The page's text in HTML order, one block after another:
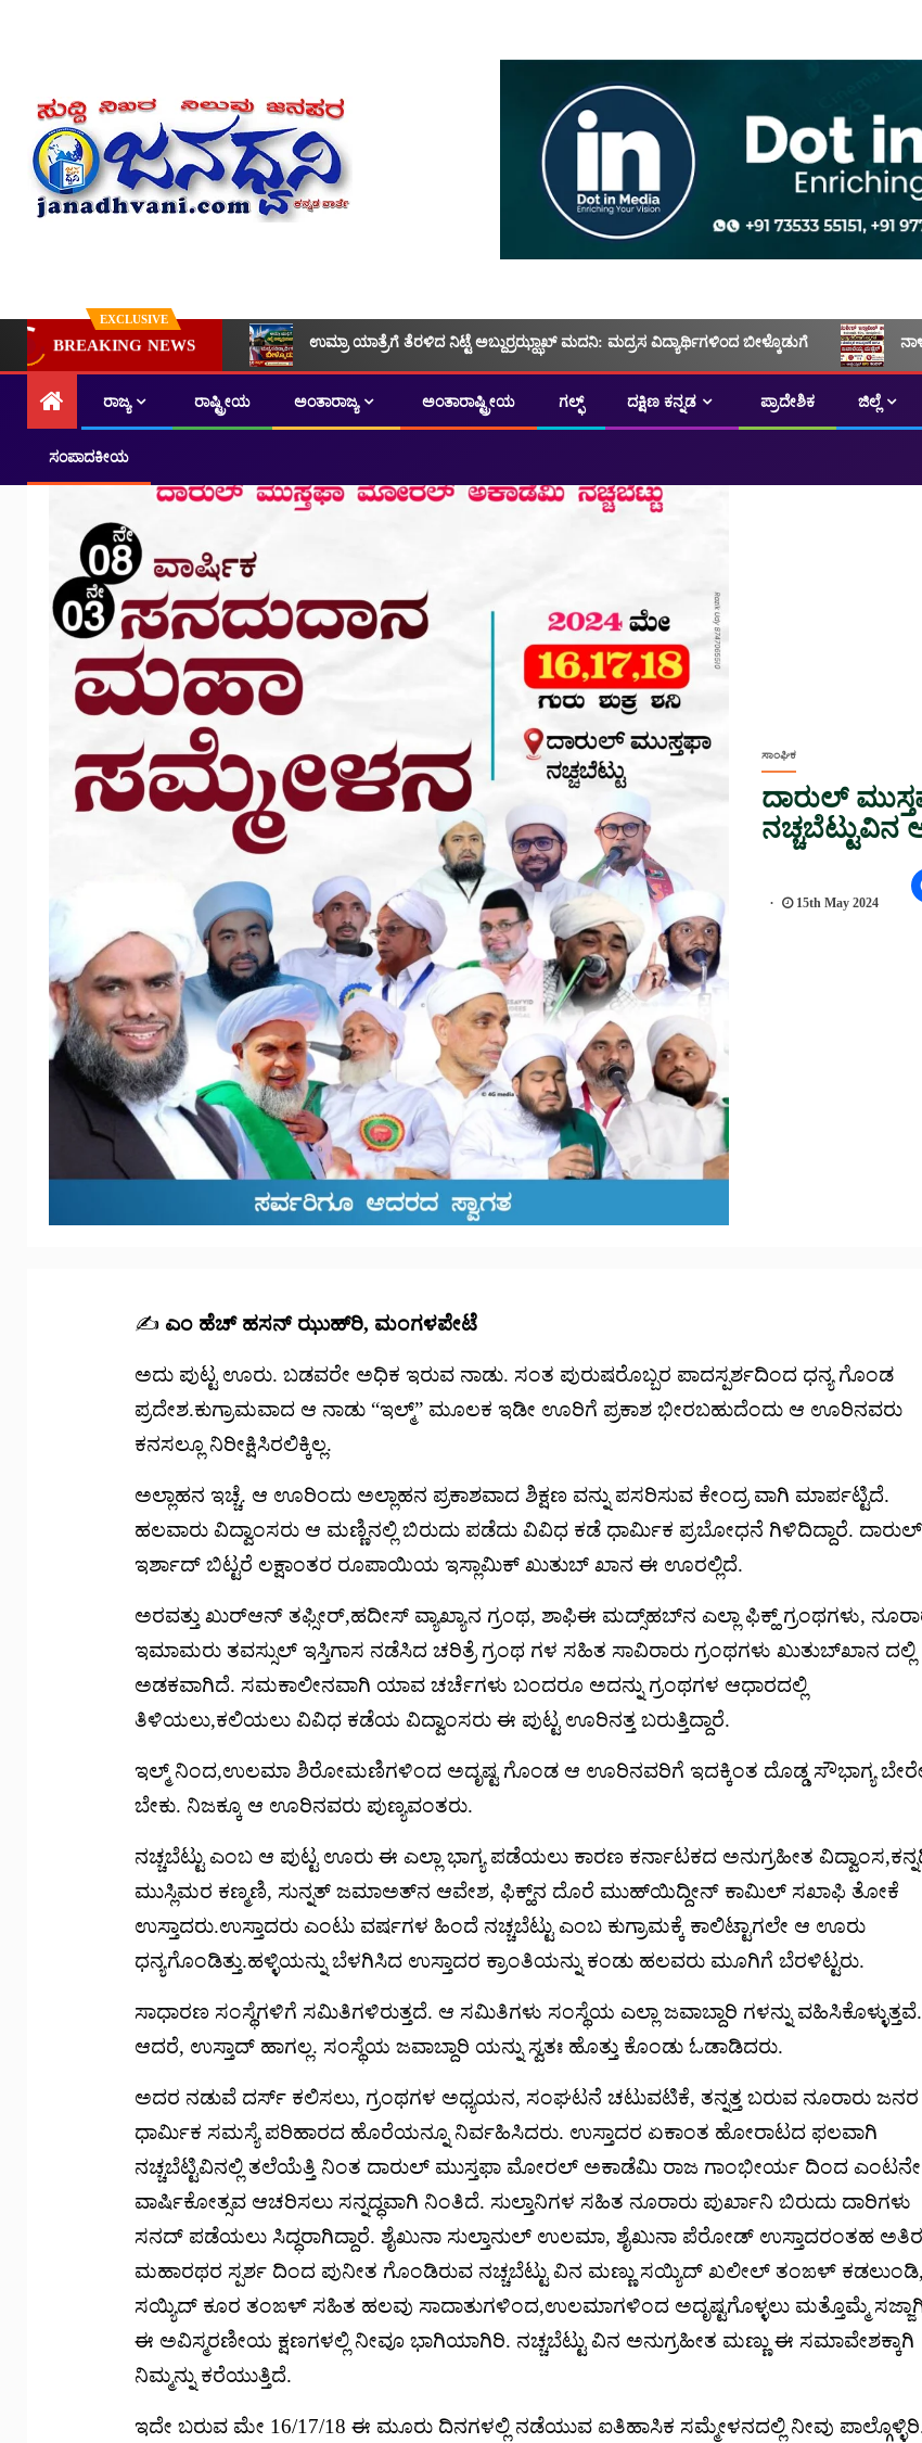
EXCLUSIVE
BREAKING NEWS ಉಮ್ರಾ ಯಾತ್ರೆಗೆ ತೆರಳಿದ ನಿಟ್ಟೆ ಅಬ್ದುರ್ರಝ್ಝಾಖ್ ಮದನಿ: ಮದ್ರಸ ವಿದ್ಯಾರ್ಥಿಗಳಿಂದ ಬೀಳ್ಕೊಡುಗೆ
ರಾಜ್ಯ ರಾಷ್ಟ್ರೀಯ ಅಂತಾರಾಜ್ಯ ಅಂತಾರಾಷ್ಟ್ರೀಯ ಗಲ್ಫ್ ದಕ್ಷಿಣ ಕನ್ನಡ ಪ್ರಾದೇಶಿಕ ಜಿಲ್ಲೆ
ಸಂಪಾದಕೀಯ
ಸಾಂಘಿಕ
ದಾರುಲ್
ನಚ್ಚಬೆಟ್ಟುವಿನ
15th May 2024
✍️ ಎಂ ಹೆಚ್ ಹಸನ್ ಝುಹ್‌ರಿ, ಮಂಗಳಪೇಟೆ
ಅದು ಪುಟ್ಟ ಊರು. ಬಡವರೇ ಅಧಿಕ ಇರುವ ನಾಡು. ಸಂತ ಪುರುಷರೊಬ್ಬರ ಪಾದಸ್ಪರ್ಶದಿಂದ ಧನ್ಯ ಗೊಂಡ
ಪ್ರದೇಶ.ಕುಗ್ರಾಮವಾದ ಆ ನಾಡು “ಇಲ್ಮ್” ಮೂಲಕ ಇಡೀ ಊರಿಗೆ ಪ್ರಕಾಶ ಭೀರಬಹುದೆಂದು ಆ ಊರಿನವರು
ಕನಸಲ್ಲೂ ನಿರೀಕ್ಷಿಸಿರಲಿಕ್ಕಿಲ್ಲ.
ಅಲ್ಲಾಹನ ಇಚ್ಚೆ. ಆ ಊರಿಂದು ಅಲ್ಲಾಹನ ಪ್ರಕಾಶವಾದ ಶಿಕ್ಷಣ ವನ್ನು ಪಸರಿಸುವ ಕೇಂದ್ರ ವಾಗಿ ಮಾರ್ಪಟ್ಟಿದೆ.
ಹಲವಾರು ವಿದ್ವಾಂಸರು ಆ ಮಣ್ಣಿನಲ್ಲಿ ಬಿರುದು ಪಡೆದು ವಿವಿಧ ಕಡೆ ಧಾರ್ಮಿಕ ಪ್ರಬೋಧನೆ ಗಿಳಿದಿದ್ದಾರೆ. ದಾರುಲ್
ಇರ್ಶಾದ್ ಬಿಟ್ಟರೆ ಲಕ್ಷಾಂತರ ರೂಪಾಯಿಯ ಇಸ್ಲಾಮಿಕ್ ಖುತುಬ್ ಖಾನ ಈ ಊರಲ್ಲಿದೆ.
ಅರವತ್ತು ಖುರ್‌ಆನ್ ತಫ್ಸೀರ್,ಹದೀಸ್ ವ್ಯಾಖ್ಯಾನ ಗ್ರಂಥ, ಶಾಫಿಈ ಮದ್ಸ್‌ಹಬ್‌ನ ಎಲ್ಲಾ ಫಿಕ್ಹ್ ಗ್ರಂಥಗಳು,
ಇಮಾಮರು ತವಸ್ಸುಲ್ ಇಸ್ತಿಗಾಸ ನಡೆಸಿದ ಚರಿತ್ರೆ ಗ್ರಂಥ ಗಳ ಸಹಿತ ಸಾವಿರಾರು ಗ್ರಂಥಗಳು ಖುತುಬ್‌ಖಾನ ದಲ್ಲಿ
ಅಡಕವಾಗಿದೆ. ಸಮಕಾಲೀನವಾಗಿ ಯಾವ ಚರ್ಚೆಗಳು ಬಂದರೂ ಅದನ್ನು ಗ್ರಂಥಗಳ ಆಧಾರದಲ್ಲಿ
ತಿಳಿಯಲು,ಕಲಿಯಲು ವಿವಿಧ ಕಡೆಯ ವಿದ್ವಾಂಸರು ಈ ಪುಟ್ಟ ಊರಿನತ್ತ ಬರುತ್ತಿದ್ದಾರೆ.
ಇಲ್ಮ್ ನಿಂದ,ಉಲಮಾ ಶಿರೋಮಣಿಗಳಿಂದ ಅದೃಷ್ಟ ಗೊಂಡ ಆ ಊರಿನವರಿಗೆ ಇದಕ್ಕಿಂತ ದೊಡ್ಡ ಸೌಭಾಗ್ಯ
ಬೇಕು. ನಿಜಕ್ಕೂ ಆ ಊರಿನವರು ಪುಣ್ಯವಂತರು.
ನಚ್ಚಬೆಟ್ಟು ಎಂಬ ಆ ಪುಟ್ಟ ಊರು ಈ ಎಲ್ಲಾ ಭಾಗ್ಯ ಪಡೆಯಲು ಕಾರಣ ಕರ್ನಾಟಕದ ಅನುಗ್ರಹೀತ
ಮುಸ್ಲಿಮರ ಕಣ್ಮಣಿ, ಸುನ್ನತ್ ಜಮಾಅತ್‌ನ ಆವೇಶ, ಫಿಕ್ಹ್‌ನ ದೊರೆ ಮುಹ್‌ಯಿದ್ದೀನ್ ಕಾಮಿಲ್ ಸಖಾಫಿ ತೋಕೆ
ಉಸ್ತಾದರು.ಉಸ್ತಾದರು ಎಂಟು ವರ್ಷಗಳ ಹಿಂದೆ ನಚ್ಚಬೆಟ್ಟು ಎಂಬ ಕುಗ್ರಾಮಕ್ಕೆ ಕಾಲಿಟ್ಟಾಗಲೇ ಆ ಊರು
ಧನ್ಯಗೊಂಡಿತ್ತು.ಹಳ್ಳಿಯನ್ನು ಬೆಳಗಿಸಿದ ಉಸ್ತಾದರ ಕ್ರಾಂತಿಯನ್ನು ಕಂಡು ಹಲವರು‌ ಮೂಗಿಗೆ ಬೆರಳಿಟ್ಟರು.
ಸಾಧಾರಣ ಸಂಸ್ಥೆಗಳಿಗೆ ಸಮಿತಿಗಳಿರುತ್ತದೆ. ಆ ಸಮಿತಿಗಳು ಸಂಸ್ಥೆಯ ಎಲ್ಲಾ ಜವಾಬ್ದಾರಿ ಗಳನ್ನು ವಹಿಸಿಕೊಳ್ಳುತ್ತವೆ.
ಆದರೆ, ಉಸ್ತಾದ್ ಹಾಗಲ್ಲ. ಸಂಸ್ಥೆಯ ಜವಾಬ್ದಾರಿ ಯನ್ನು ಸ್ವತಃ ಹೊತ್ತು ಕೊಂಡು ಓಡಾಡಿದರು.
ಅದರ ನಡುವೆ ದರ್ಸ್ ಕಲಿಸಲು, ಗ್ರಂಥಗಳ ಅಧ್ಯಯನ, ಸಂಘಟನೆ ಚಟುವಟಿಕೆ, ತನ್ನತ್ತ ಬರುವ ನೂರಾರು ಜನರ
ಧಾರ್ಮಿಕ ಸಮಸ್ಯೆ ಪರಿಹಾರದ ಹೊರೆಯನ್ನೂ ನಿರ್ವಹಿಸಿದರು. ಉಸ್ತಾದರ ಏಕಾಂತ ಹೋರಾಟದ ಫಲವಾಗಿ
ನಚ್ಚಬೆಟ್ಟಿವಿನಲ್ಲಿ ತಲೆಯೆತ್ತಿ ನಿಂತ ದಾರುಲ್ ಮುಸ್ತಫಾ ಮೋರಲ್ ಅಕಾಡೆಮಿ ರಾಜ ಗಾಂಭೀರ್ಯ ದಿಂದ ಎಂಟನೇ
ವಾರ್ಷಿಕೋತ್ಸವ ಆಚರಿಸಲು ಸನ್ನದ್ಧವಾಗಿ ನಿಂತಿದೆ. ಸುಲ್ತಾನಿಗಳ ಸಹಿತ ನೂರಾರು ಪುರ್ಖಾನಿ ಬಿರುದು ದಾರಿಗಳು
ಸನದ್ ಪಡೆಯಲು ಸಿದ್ಧರಾಗಿದ್ದಾರೆ. ಶೈಖುನಾ ಸುಲ್ತಾನುಲ್ ಉಲಮಾ, ಶೈಖುನಾ ಪೆರೋಡ್ ಉಸ್ತಾದರಂತಹ
ಮಹಾರಥರ ಸ್ಪರ್ಶ ದಿಂದ ಪುನೀತ ಗೊಂಡಿರುವ ನಚ್ಚಬೆಟ್ಟು ವಿನ ಮಣ್ಣು ಸಯ್ಯಿದ್ ಖಲೀಲ್ ತಂಙಳ್ ಕಡಲುಂಡಿ,
ಸಯ್ಯಿದ್ ಕೂರ ತಂಙಳ್ ಸಹಿತ ಹಲವು ಸಾದಾತುಗಳಿಂದ,ಉಲಮಾಗಳಿಂದ ಅದೃಷ್ಟಗೊಳ್ಳಲು ಮತ್ತೊಮ್ಮೆ
ಈ ಅವಿಸ್ಮರಣೀಯ ಕ್ಷಣಗಳಲ್ಲಿ ನೀವೂ ಭಾಗಿಯಾಗಿರಿ. ನಚ್ಚಬೆಟ್ಟು ವಿನ ಅನುಗ್ರಹೀತ ಮಣ್ಣು ಈ ಸಮಾವೇಶಕ್ಕಾಗಿ
ನಿಮ್ಮನ್ನು ಕರೆಯುತ್ತಿದೆ.
ಇದೇ ಬರುವ ಮೇ 16/17/18 ಈ ಮೂರು ದಿನಗಳಲ್ಲಿ ನಡೆಯುವ ಐತಿಹಾಸಿಕ ಸಮ್ಮೇಳನದಲ್ಲಿ ನೀವು